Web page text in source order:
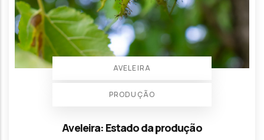
AVELEIRA
PRODUÇÃO
Aveleira: Estado da produção